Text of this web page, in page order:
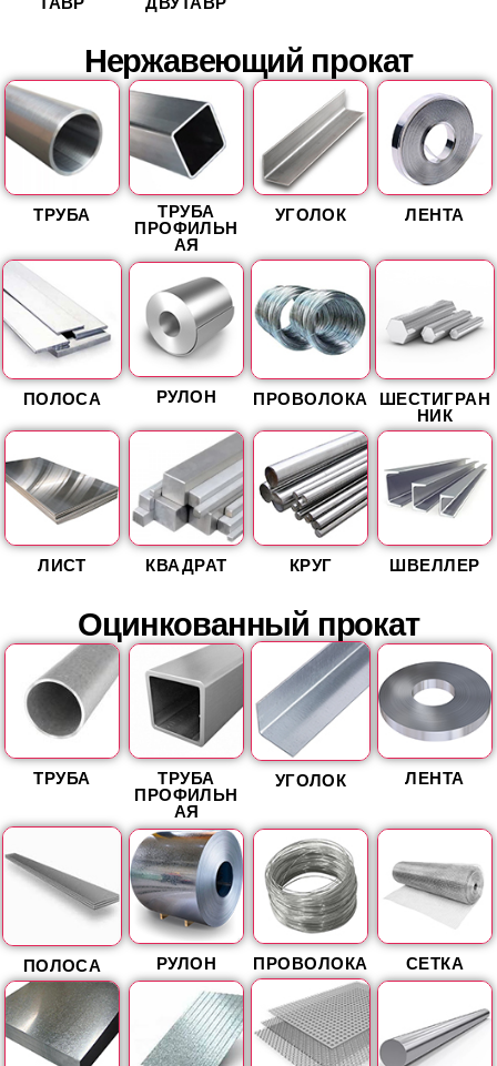
Нержавеющий прокат
ТРУБА ТРУБА
ПРОФИЛЬН
АЯ
УГОЛОК ЛЕНТА
ПОЛОСА РУЛОН ПРОВОЛОКА ШЕСТИГРАН
НИК
ЛИСТ КВАДРАТ КРУГ ШВЕЛЛЕР
Оцинкованный прокат
ТРУБА ТРУБА
ПРОФИЛЬН
АЯ
УГОЛОК ЛЕНТА
ПОЛОСА РУЛОН ПРОВОЛОКА СЕТКА